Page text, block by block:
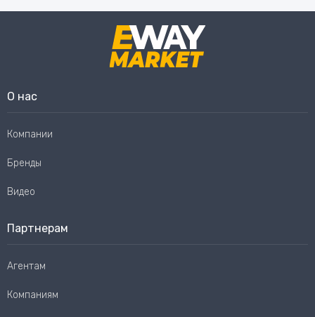
О нас
Компании
Бренды
Видео
Партнерам
Агентам
Компаниям